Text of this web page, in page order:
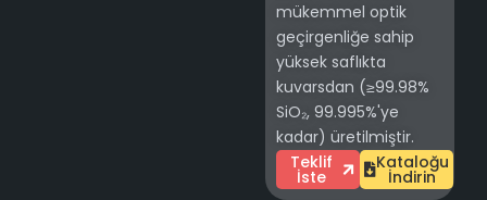
mükemmel optik
geçirgenliğe sahip
yüksek saflıkta
kuvarsdan (≥99.98%
SiO₂, 99.995%'ye
kadar) üretilmiştir.
Teklif
İste
Kataloğu
İndirin